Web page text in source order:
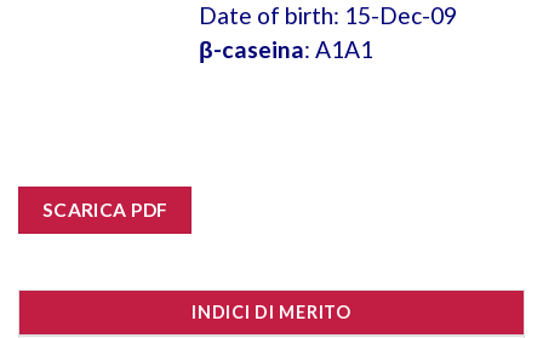
Date of birth: 15-Dec-09
β-caseina: A1A1
SCARICA PDF
INDICI DI MERITO